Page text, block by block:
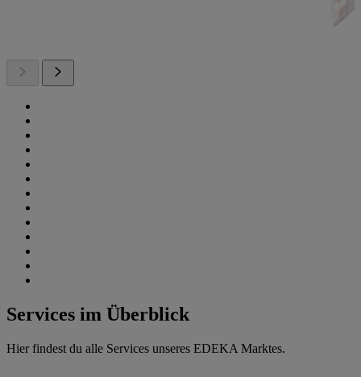
Services im Überblick
Hier findest du alle Services unseres EDEKA Marktes.